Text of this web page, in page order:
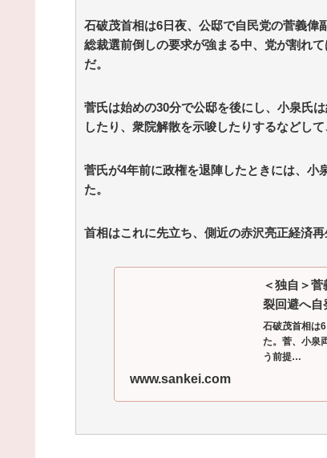
ドライン (12/24 07:00)
Powered by livedoor 相互RSS
石破茂首相は6日夜、公邸で自民党の菅義偉
総裁選前倒しの要求が強まる中、党が割れ
だ。
菅氏は始めの30分で公邸を後にし、小泉氏
したり、衆院解散を示唆したりするなどし
菅氏が4年前に政権を退陣したときには、小
た。
首相はこれに先立ち、側近の赤沢亮正経済再
＜独自＞
裂回避へ自
石破茂首相は
た。菅、小泉
う前提…
www.sankei.com